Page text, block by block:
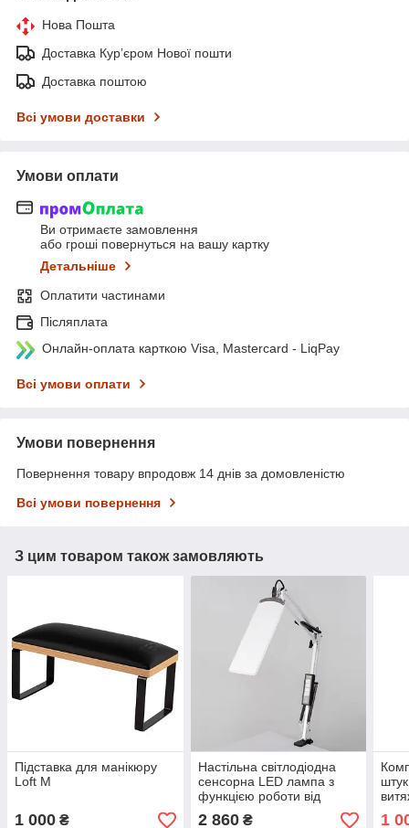
Нова Пошта
Доставка Курʼєром Нової пошти
Доставка поштою
Всі умови доставки
Умови оплати
Ви отримаєте замовлення
або гроші повернуться на вашу картку
Детальніше
Оплатити частинами
Післяплата
Онлайн-оплата карткою Visa, Mastercard - LiqPay
Всі умови оплати
Умови повернення
Повернення товару впродовж 14 днів за домовленістю
Всі умови повернення
З цим товаром також замовляють
Підставка для манікюру
Loft M
1 000 ₴
Настільна світлодіодна
сенсорна LED лампа з
функцією роботи від
повербанку та
2 860₴ 1